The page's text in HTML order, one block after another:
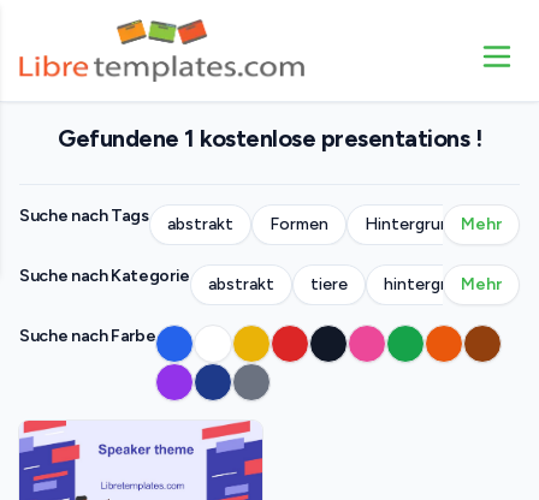
Gefundene 1 kostenlose presentations !
Suche nach Tags abstrakt Formen Hintergrund Mehr
Suche nach Kategorie abstrakt tiere hintergründe
Mehr
Suche nach Farbe